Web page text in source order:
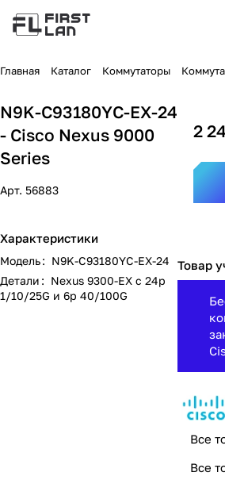
Главная Каталог Коммутаторы
N9K-C93180YC-EX-24
- Cisco Nexus 9000
Series
Арт. 56883
Характеристики
Модель: N9K-C93180YC-EX-24
Детали: Nexus 9300-EX с 24p
1/10/25G и 6p 40/100G
2
Товар
Все
Все